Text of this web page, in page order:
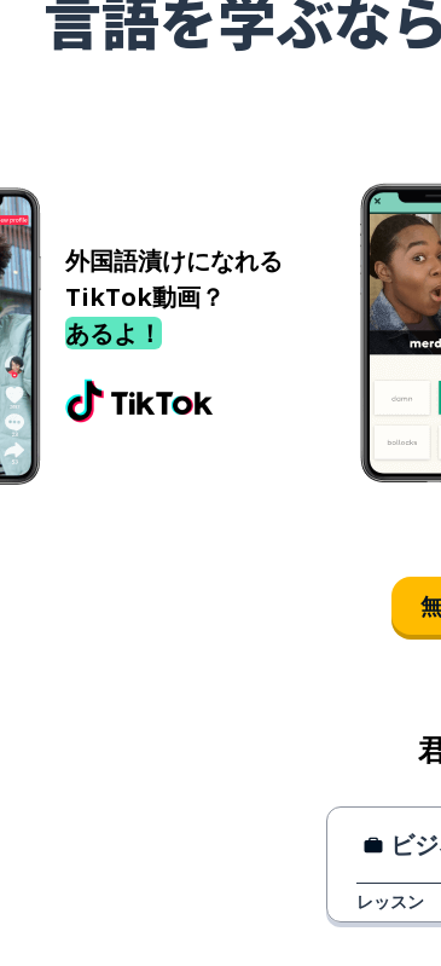
言語を学ぶな
外国語漬けになれる
TikTok動画？
あるよ！
ビ
レッスン